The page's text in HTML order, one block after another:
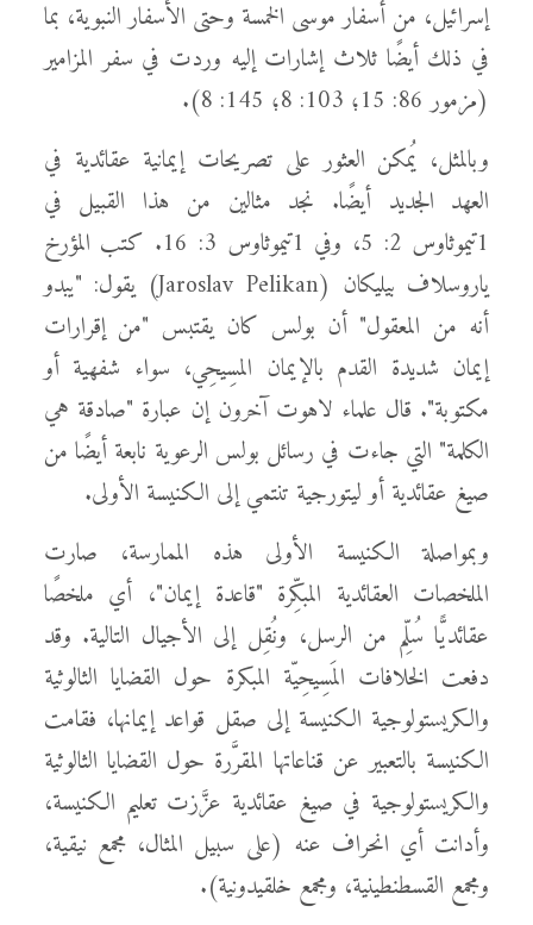
إسرائيل، من أسفار موسى الخمسة وحتى الأسفار النبوية، بما
في ذلك أيضًا ثلاث إشارات إليه وردت في سفر المزامير
(مزمور 86: 15؛ 103: 8؛ 145: 8).
وبالمثل، يُمكن العثور على تصريحات إيمانية عقائدية في
العهد الجديد أيضًا. نجد مثالين من هذا القبيل في
1تيموثاوس 2: 5، وفي 1تيموثاوس 3: 16. كتب المؤرخ
ياروسلاف بيليكان (Jaroslav Pelikan) يقول: "يبدو
أنه من المعقول" أن بولس كان يقتبس "من إقرارات
إيمان شديدة القدم بالإيمان المسِيحِي، سواء شفهية أو
مكتوبة". قال علماء لاهوت آخرون إن عبارة "صادقة هي
الكلمة" التي جاءت في رسائل بولس الرعوية نابعة أيضًا من
صيغ عقائدية أو ليتورجية تنتمي إلى الكنيسة الأولى.
وبمواصلة الكنيسة الأولى هذه الممارسة، صارت
الملخصات العقائدية المبكِّرة "قاعدة إيمان"، أي ملخصًا
عقائديًّا سُلِّم من الرسل، ونُقِل إلى الأجيال التالية. وقد
دفعت الخلافات المَسِيحِيّة المبكرة حول القضايا الثالوثية
والكريستولوجية الكنيسة إلى صقل قواعد إيمانها، فقامت
الكنيسة بالتعبير عن قناعاتها المقرَّرة حول القضايا الثالوثية
والكريستولوجية في صيغ عقائدية عزَّزت تعليم الكنيسة،
وأدانت أي انحراف عنه (على سبيل المثال، مجمع نيقية،
ومجمع القسطنطينية، ومجمع خلقيدونية).